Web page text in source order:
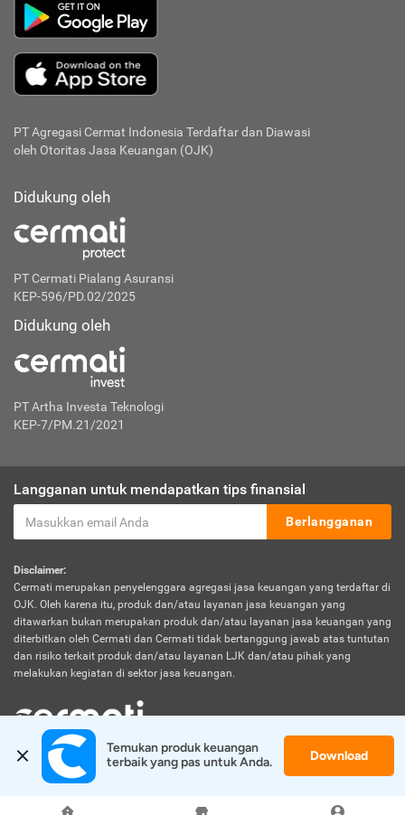
PT Agregasi Cermat Indonesia Terdaftar dan Diawasi
oleh Otoritas Jasa Keuangan (OJK)
Didukung oleh
PT Cermati Pialang Asuransi
KEP-596/PD.02/2025
Didukung oleh
PT Artha Investa Teknologi
KEP-7/PM.21/2021
Langganan untuk mendapatkan tips finansial
Berlangganan
Disclaimer:
Cermati merupakan penyelenggara agregasi jasa keuangan yang terdaftar di
OJK. Oleh karena itu, produk dan/atau layanan jasa keuangan yang
ditawarkan bukan merupakan produk dan/atau layanan jasa keuangan yang
diterbitkan oleh Cermati dan Cermati tidak bertanggung jawab atas tuntutan
dan risiko terkait produk dan/atau layanan LJK dan/atau pihak yang
melakukan kegiatan di sektor jasa keuangan.
© 2026 Cermati. All Rights Reserved.
Temukan produk keuangan
terbaik yang pas untuk Anda.
Download